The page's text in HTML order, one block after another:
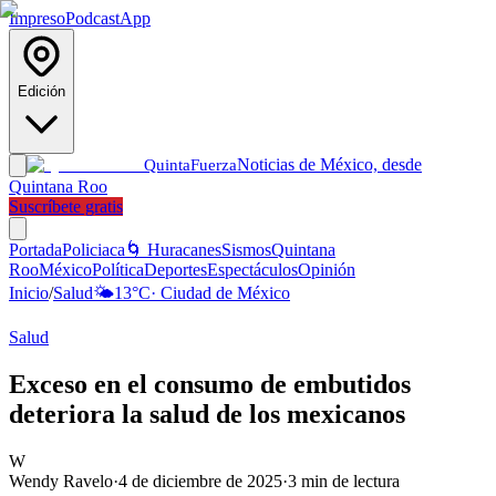
ImpresoPodcastApp
Edición
QuintaFuerzaNoticias de México, desde
Quintana Roo
Suscríbete gratis
PortadaPoliciaca 🌀 HuracanesSismosQuintana
RooMéxicoPolíticaDeportesEspectáculosOpinión
Inicio/Salud🌤️13°C· Ciudad de México
Salud
Exceso en el consumo de embutidos
deteriora la salud de los mexicanos
W
Wendy Ravelo·4 de diciembre de 2025·3 min de lectura